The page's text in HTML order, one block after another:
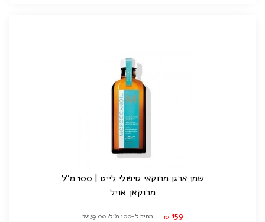
שמן ארגן מרוקאי טיפולי לייט | 100 מ"ל
מרוקאן אויל
₪ 159 מחיר ל-100 מ"ל: ₪159.00